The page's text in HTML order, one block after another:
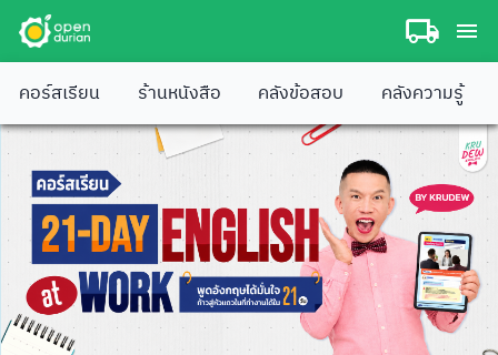
คอร์สเรียน ร้านหนังสือ คลังข้อสอบ คลังความรู้